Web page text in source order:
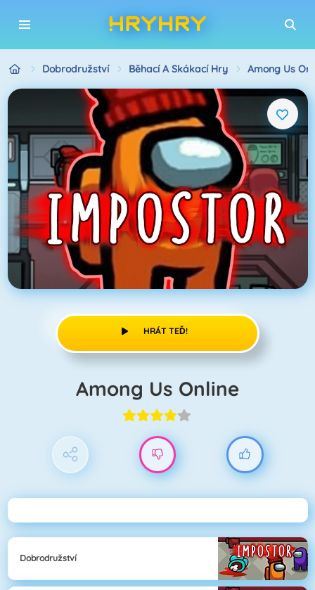
Dobrodružství Běhací A Skákací Hry Among Us
HRÁT TEĎ!
Among Us Online
Dobrodružství